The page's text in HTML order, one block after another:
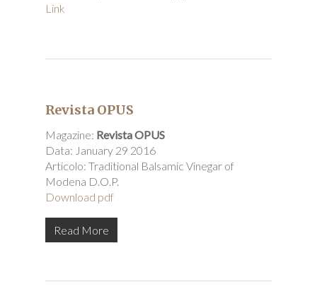
Link
Revista OPUS
Magazine: Revista OPUS
Data: January 29 2016
Articolo: Traditional Balsamic Vinegar of
Modena D.O.P.
Download pdf
Read More